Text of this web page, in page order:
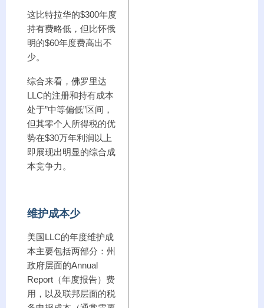
这比特拉华的$300年度
持有费略低，但比怀俄
明的$60年度费高出不
少。
综合来看，佛罗里达
LLC的注册和持有成本
处于”中等偏低”区间，
但其零个人所得税的优
势在$30万年利润以上
即展现出明显的综合成
本竞争力。
维护成本少
美国LLC的年度维护成
本主要包括两部分：州
政府层面的Annual
Report（年度报告）费
用，以及联邦层面的税